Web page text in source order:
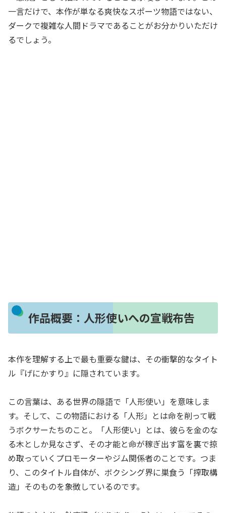
一言だけで、本作が単なる爽快なスポーツ物語ではない、
ダークで複雑な人間ドラマであることがお分かりいただけ
るでしょう。
作品概要：人形使いへの宣戦布告
本作を理解する上で最も重要な鍵は、その衝撃的なタイト
ル『げにかすり』に隠されています。
この言葉は、ある世界の隠語で「人形使い」を意味しま
す。そして、この物語における「人形」とは命を削って戦
うボクサーたちのこと。「人形使い」とは、彼らを金のな
る木としか見なさず、その才能と命が稼ぎ出す富を裏で掠
め取っていくプロモーターやジム関係者のことです。つま
り、このタイトル自体が、ボクシング界に巣食う「搾取構
造」そのものを象徴しているのです。